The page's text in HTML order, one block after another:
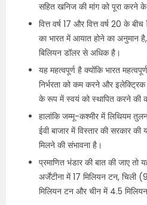
सहित खनिज की मांग को पूरा करने के
वित्त वर्ष 17 और वित्त वर्ष 20 के
का भारत में आयात होने का अनुमान
बिलियन डॉलर से अधिक है।
यह महत्वपूर्ण है क्योंकि भारत
निर्भरता को कम करने और
के रूप में स्वयं को स्थापित करने की
हालांकि जम्मू-कश्मीर में लिथियम
ईवी बाजार में विस्तार की सरकार
मिलने की संभावना है।
प्रमाणित भंडार की बात की जाए तो
अर्जेंटीना में 17 मिलियन टन,
मिलियन टन और चीन में 4.5